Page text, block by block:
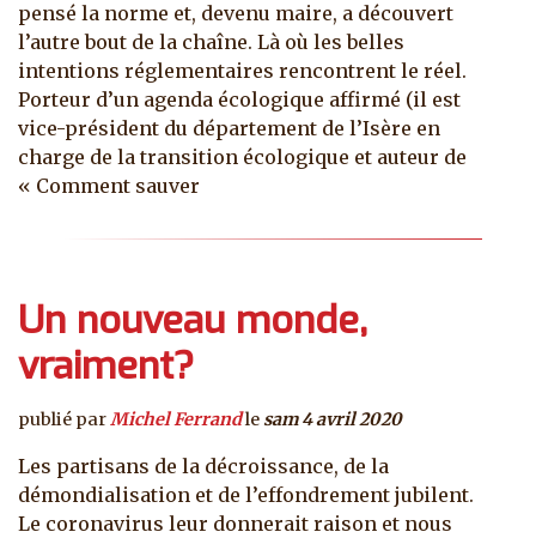
pensé la norme et, devenu maire, a découvert
l’autre bout de la chaîne. Là où les belles
intentions réglementaires rencontrent le réel.
Porteur d’un agenda écologique affirmé (il est
vice-président du département de l’Isère en
charge de la transition écologique et auteur de
« Comment sauver
Un nouveau monde,
vraiment?
publié parMichel Ferrandle sam 4 avril 2020
Les partisans de la décroissance, de la
démondialisation et de l’effondrement jubilent.
Le coronavirus leur donnerait raison et nous